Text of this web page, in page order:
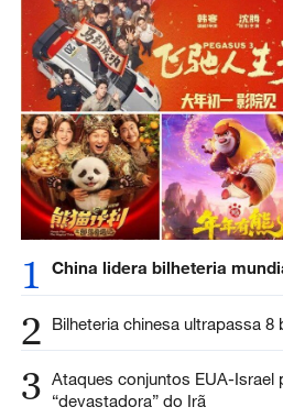
1 China lidera bilheteria
2 Bilheteria chinesa ultrapassa 8
3 Ataques conjuntos EUA-Israel
“devastadora” do Irã